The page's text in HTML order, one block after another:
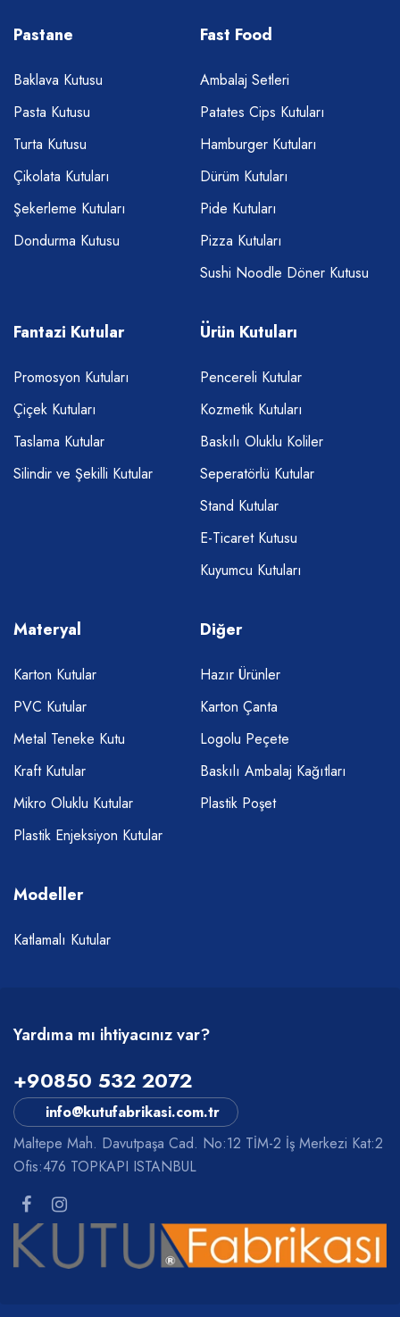
Pastane
Baklava Kutusu
Pasta Kutusu
Turta Kutusu
Çikolata Kutuları
Şekerleme Kutuları
Dondurma Kutusu
Fast Food
Ambalaj Setleri
Patates Cips Kutuları
Hamburger Kutuları
Dürüm Kutuları
Pide Kutuları
Pizza Kutuları
Sushi Noodle Döner Kutusu
Fantazi Kutular
Promosyon Kutuları
Çiçek Kutuları
Taslama Kutular
Silindir ve Şekilli Kutular
Ürün Kutuları
Pencereli Kutular
Kozmetik Kutuları
Baskılı Oluklu Koliler
Seperatörlü Kutular
Stand Kutular
E-Ticaret Kutusu
Kuyumcu Kutuları
Materyal
Karton Kutular
PVC Kutular
Metal Teneke Kutu
Kraft Kutular
Mikro Oluklu Kutular
Plastik Enjeksiyon Kutular
Diğer
Hazır Ürünler
Karton Çanta
Logolu Peçete
Baskılı Ambalaj Kağıtları
Plastik Poşet
Modeller
Katlamalı Kutular
Yardıma mı ihtiyacınız var?
+90850 532 2072
info@kutufabrikasi.com.tr
Maltepe Mah. Davutpaşa Cad. No:12 TİM-2 İş Merkezi Kat:2
Ofis:476 TOPKAPI ISTANBUL